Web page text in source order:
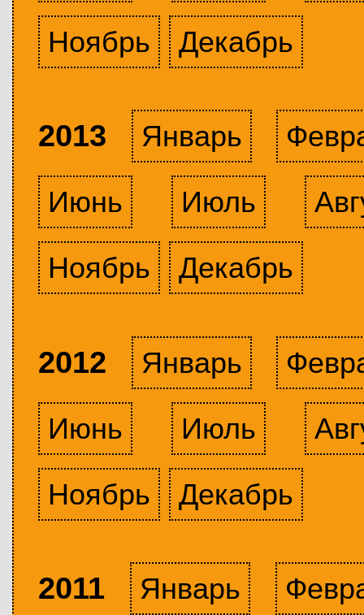
Ноябрь
Декабрь
2013 Январь
Июнь
Июль
Ноябрь
Декабрь
2012 Январь
Июнь
Июль
Ноябрь
Декабрь
2011 Январь